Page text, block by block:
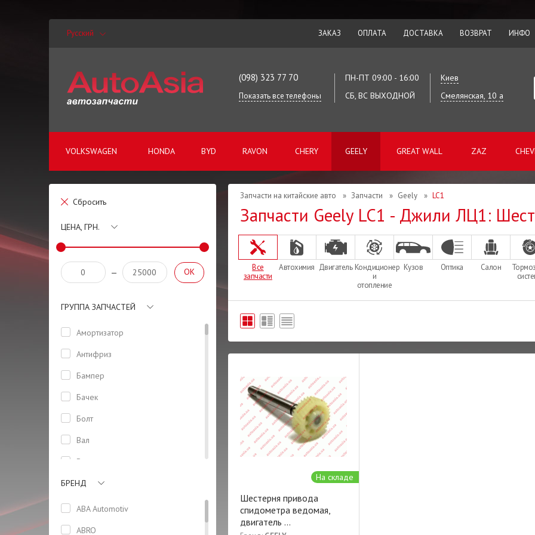
Русский ЗАКАЗ ОПЛАТА ДОСТАВКА ВОЗВРАТ ИНФО
(098) 323 77 70
Показать все телефоны
ПН-ПТ 09:00 - 16:00
СБ, ВС ВЫХОДНОЙ
Киев
Смелянская, 10 а
VOLKSWAGEN HONDA BYD RAVON CHERY GEELY GREAT WALL ZAZ
Сбросить
ЦЕНА, ГРН.
— OK
ГРУППА ЗАПЧАСТЕЙ
Амортизатор
Антифриз
Бампер
Бачек
Болт
Вал
Втулка
Генератор
Герметик
Датчик
БРЕНД
ABA Automotiv
ABRO
Запчасти на китайские авто » Запчасти » Geely » LC1
Запчасти Geely LC1 - Джили ЛЦ1:
Все
запчасти
Автохимия Двигатель Кондиционер
и
отопление
Кузов Оптика Салон
На складе
Шестерня привода
спидометра ведомая,
двигатель ...